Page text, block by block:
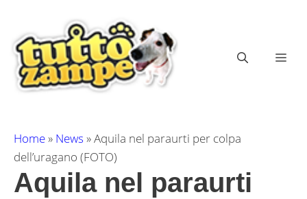
contenuto
Home» News »Aquila nel paraurti per colpa
dell’uragano (FOTO)
Aquila nel paraurti